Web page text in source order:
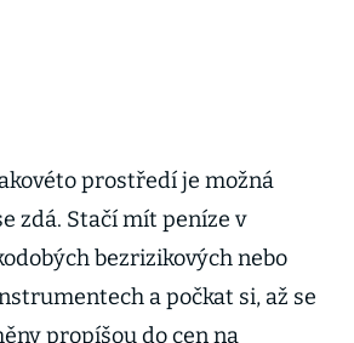
prostředí je možná
zdá. Stačí mít peníze v
bezrizikových nebo
a počkat si, až se
propíšou do cen na